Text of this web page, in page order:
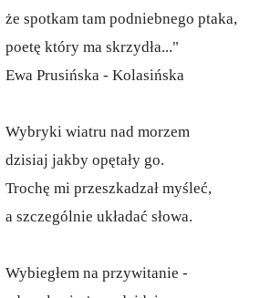
że spotkam tam podniebnego ptaka,
poetę który ma skrzydła..."
Ewa Prusińska - Kolasińska
Wybryki wiatru nad morzem
dzisiaj jakby opętały go.
Trochę mi przeszkadzał myśleć,
a szczególnie układać słowa.
Wybiegłem na przywitanie -